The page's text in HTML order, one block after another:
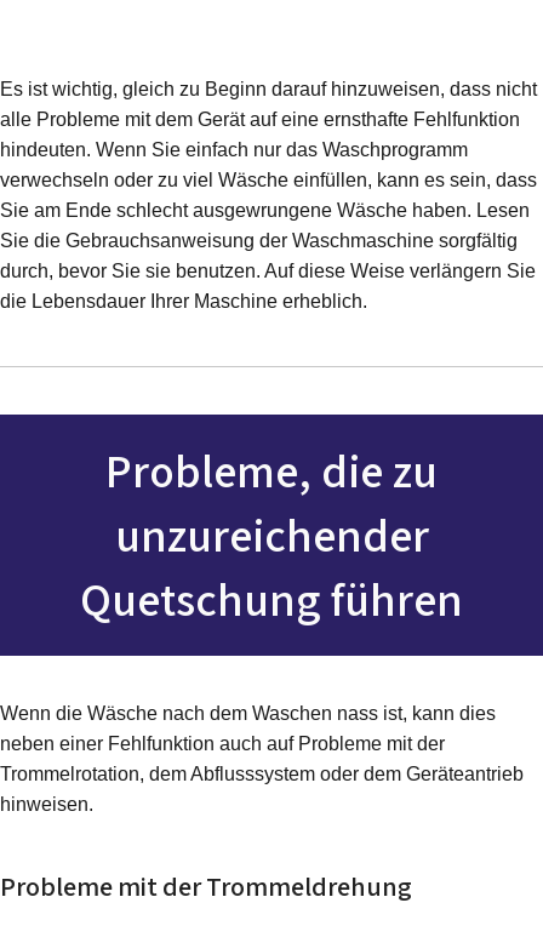
Es ist wichtig, gleich zu Beginn darauf hinzuweisen, dass nicht
alle Probleme mit dem Gerät auf eine ernsthafte Fehlfunktion
hindeuten. Wenn Sie einfach nur das Waschprogramm
verwechseln oder zu viel Wäsche einfüllen, kann es sein, dass
Sie am Ende schlecht ausgewrungene Wäsche haben. Lesen
Sie die Gebrauchsanweisung der Waschmaschine sorgfältig
durch, bevor Sie sie benutzen. Auf diese Weise verlängern Sie
die Lebensdauer Ihrer Maschine erheblich.
Probleme, die zu
unzureichender
Quetschung führen
Wenn die Wäsche nach dem Waschen nass ist, kann dies
neben einer Fehlfunktion auch auf Probleme mit der
Trommelrotation, dem Abflusssystem oder dem Geräteantrieb
hinweisen.
Probleme mit der Trommeldrehung